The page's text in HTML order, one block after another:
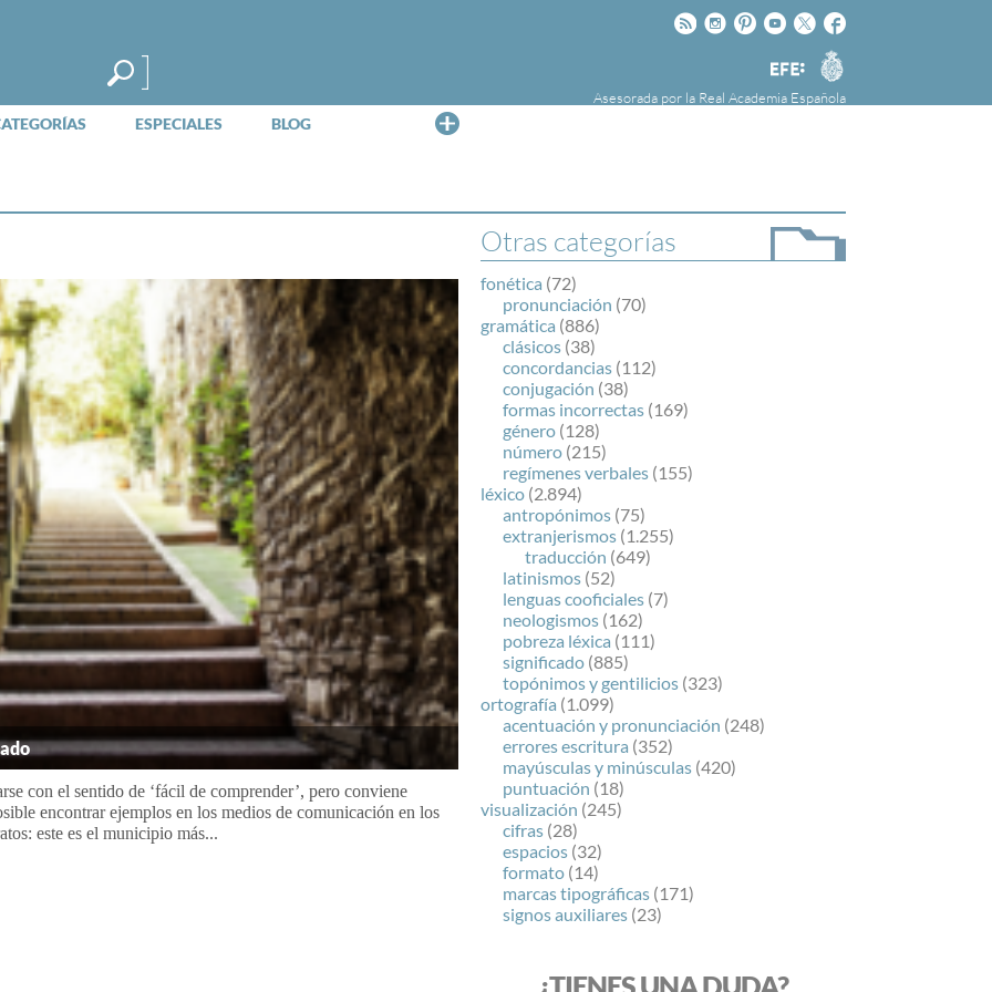
Facebook
Twitter
Youtube
Pinteres
Instagram
Rss
Agencia
EFE
Asesorada por la Real Academia Española
ESPECIALES BLOG
la Agencia Efe y la Real Academia Española,
cuyo objetivo es colaborar con el buen uso del
español en los medios de comunicación y en
Internet.
Otras categorías
fonética (72)
pronunciación (70)
gramática (886)
clásicos (38)
concordancias (112)
conjugación (38)
formas incorrectas (169)
género (128)
número (215)
regímenes verbales (155)
léxico (2.894)
antropónimos (75)
extranjerismos (1.255)
traducción (649)
latinismos (52)
lenguas cooficiales (7)
neologismos (162)
pobreza léxica (111)
significado (885)
topónimos y gentilicios (323)
ortografía (1.099)
acentuación y pronunciación (248)
errores escritura (352)
mayúsculas y minúsculas (420)
puntuación (18)
visualización (245)
cifras (28)
espacios (32)
formato (14)
marcas tipográficas (171)
signos auxiliares (23)
con el sentido de ‘fácil de comprender’, pero conviene
encontrar ejemplos en los medios de comunicación en los
este es el municipio más...
¿TIENES UNA DUDA?